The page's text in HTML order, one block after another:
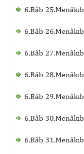
6.Bâb 25.Menâkıb
6.Bâb 26.Menâkıb
6.Bâb 27.Menâkıb
6.Bâb 28.Menâkıb
6.Bâb 29.Menâkıb
6.Bâb 30.Menâkıb
6.Bâb 31.Menâkıb